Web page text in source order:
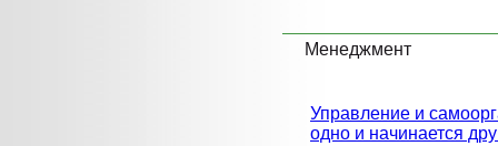
Менеджмент
Управление и
одно и начинается